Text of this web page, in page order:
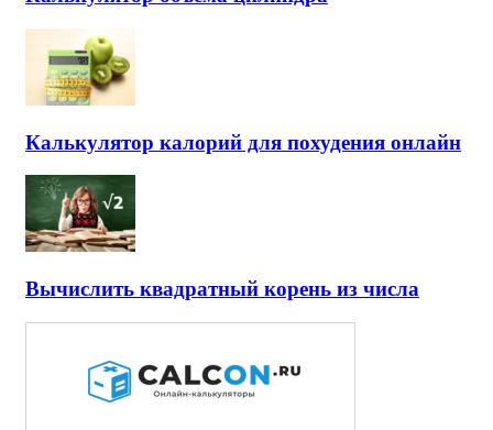
Калькулятор калорий для похудения онлайн
Вычислить квадратный корень из числа